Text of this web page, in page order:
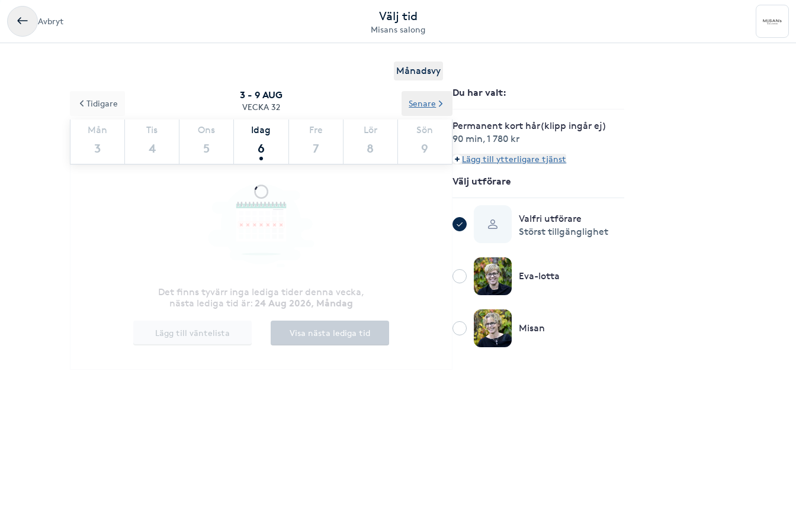
Avbryt Välj tid
Misans salong
Månadsvy
3 - 9 AUG
VECKA 32
Mån
3
Tis
4
Ons
5
Idag
6
Fre
7
Lör
8
Sön
9
Tidigare Senare
Det finns tyvärr inga lediga tider denna vecka,
nästa lediga tid är: 24 Aug 2026, Måndag
Lägg till väntelista Visa nästa lediga tid
Du har valt:
Permanent kort hår(klipp ingår ej)
90 min,1 780 kr
Lägg till ytterligare tjänst
Välj utförare
Valfri utförare
Störst tillgänglighet
Eva-lotta
Misan